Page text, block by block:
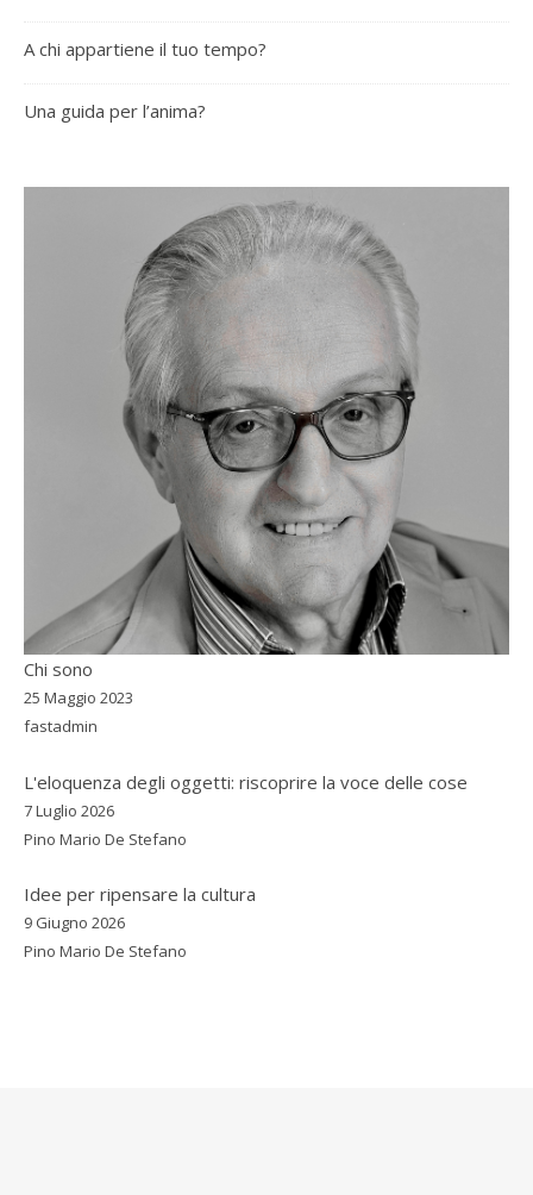
A chi appartiene il tuo tempo?
Una guida per l’anima?
Chi sono
25 Maggio 2023
fastadmin
L'eloquenza degli oggetti: riscoprire la voce delle cose
7 Luglio 2026
Pino Mario De Stefano
Idee per ripensare la cultura
9 Giugno 2026
Pino Mario De Stefano